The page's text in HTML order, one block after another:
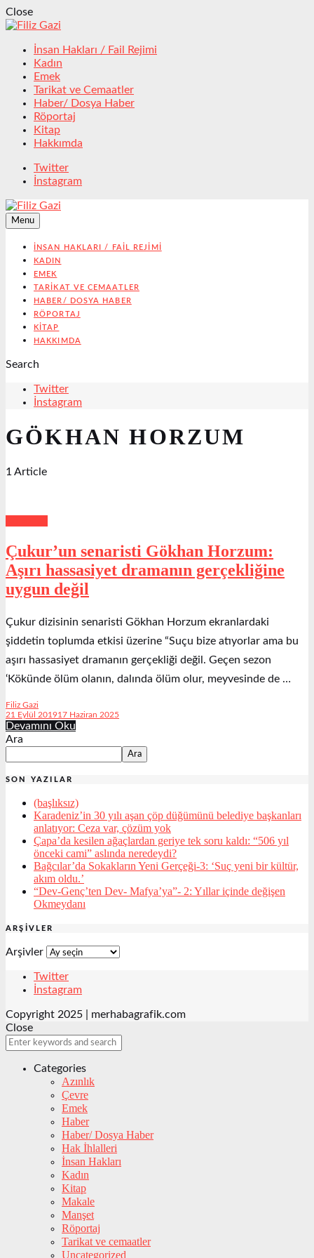
Close
İnsan Hakları / Fail Rejimi
Kadın
Emek
Tarikat ve Cemaatler
Haber/ Dosya Haber
Röportaj
Kitap
Hakkımda
Twitter
İnstagram
Menu
İNSAN HAKLARI / FAIL REJIMI
KADIN
EMEK
TARIKAT VE CEMAATLER
HABER/ DOSYA HABER
RÖPORTAJ
KITAP
HAKKIMDA
Search
Twitter
İnstagram
GÖKHAN HORZUM
1 Article
Çukur’un senaristi Gökhan Horzum:
Aşırı hassasiyet dramanın gerçekliğine
uygun değil
Çukur dizisinin senaristi Gökhan Horzum ekranlardaki
şiddetin toplumda etkisi üzerine “Suçu bize atıyorlar ama bu
aşırı hassasiyet dramanın gerçekliği değil. Geçen sezon
‘Kökünde ölüm olanın, dalında ölüm olur, meyvesinde de …
Filiz Gazi
21 Eylül 201917 Haziran 2025
Devamını Oku
Ara
Ara
SON YAZILAR
(başlıksız)
Karadeniz’in 30 yılı aşan çöp düğümünü belediye başkanları
anlatıyor: Ceza var, çözüm yok
Çapa’da kesilen ağaçlardan geriye tek soru kaldı: “506 yıl
önceki cami” aslında neredeydi?
Bağcılar’da Sokakların Yeni Gerçeği-3: ‘Suç yeni bir kültür,
akım oldu.’
“Dev-Genç’ten Dev- Mafya’ya”- 2: Yıllar içinde değişen
Okmeydanı
ARŞIVLER
Arşivler
Twitter
İnstagram
Copyright 2025 | merhabagrafik.com
Close
Categories
Azınlık
Çevre
Emek
Haber
Haber/ Dosya Haber
Hak İhlalleri
İnsan Hakları
Kadın
Kitap
Makale
Manşet
Röportaj
Tarikat ve cemaatler
Uncategorized